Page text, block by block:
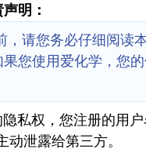
明：
，请您务必仔细阅读
您使用爱化学，您
私权，您注册的用
泄露给第三方。